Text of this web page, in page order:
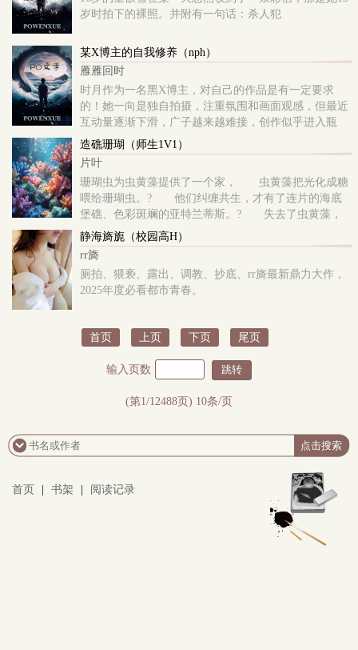
岁时拍下的裸照。并附有一句话：杀人犯
某X博主的自我修养（nph）
雁雁回时
时月作为一名黑X博主，对自己的作品是有一定要求
的！她一向是独自拍摄，注重氛围和画面观感，但最近
互动量逐渐下滑，广子越来越难接，创作似乎进入瓶
颈。时月滑动着关注列表，要不要不再做孤狼，找个人
合作一下呢。。。。。。
造礁珊瑚（师生1V1）
片叶
珊瑚虫为虫黄藻提供了一个家， 虫黄藻把光化成糖
喂给珊瑚虫。? 他们纠缠共生，才有了连片的海底
堡礁、色彩斑斓的亚特兰蒂斯。? 失去了虫黄藻，
珊瑚虫白化成骨； 没有了珊瑚虫，虫黄藻漂泊流
浪。
静海旖旎（校园高H）
rr旖
厕拍、猥亵、露出、调教、抄底、rr旖最新鼎力大作，
2025年度必看都市青春。
首页 上页 下页 尾页
输入页数
(第1/12488页) 10条/页
首页 书架 阅读记录